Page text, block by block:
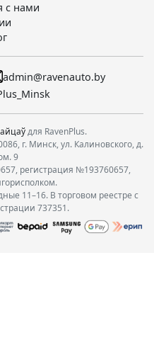
с нами
admin@ravenauto.by
для RavenPlus.
г. Минск, ул. Калиновского, д.
9
регистрация №193760657,
11–16. В торговом реестре с
737351.